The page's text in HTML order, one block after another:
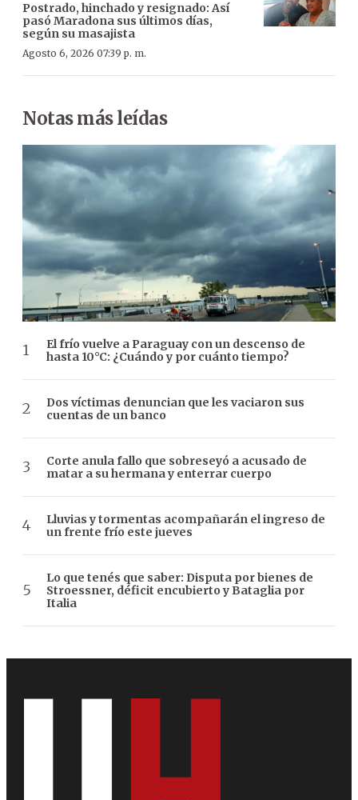
Postrado, hinchado y resignado: Así
pasó Maradona sus últimos días,
según su masajista
Agosto 6, 2026 07:39 p. m.
Notas más leídas
El frío vuelve a Paraguay con un descenso de
hasta 10°C: ¿Cuándo y por cuánto tiempo?
Dos víctimas denuncian que les vaciaron sus
cuentas de un banco
Corte anula fallo que sobreseyó a acusado de
matar a su hermana y enterrar cuerpo
Lluvias y tormentas acompañarán el ingreso de
un frente frío este jueves
Lo que tenés que saber: Disputa por bienes de
Stroessner, déficit encubierto y Bataglia por
Italia